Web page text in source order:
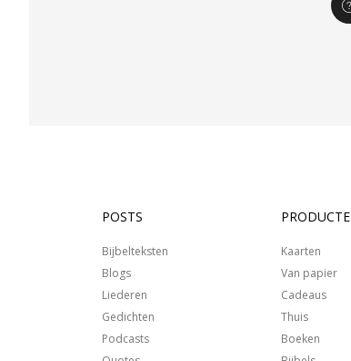
POSTS
Bijbelteksten
Blogs
Liederen
Gedichten
Podcasts
Kaarten
Van papier
Cadeaus
Thuis
Boeken